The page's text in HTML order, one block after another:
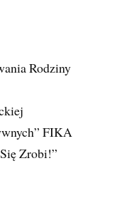
Rodziny
FIKA
Zrobi!”